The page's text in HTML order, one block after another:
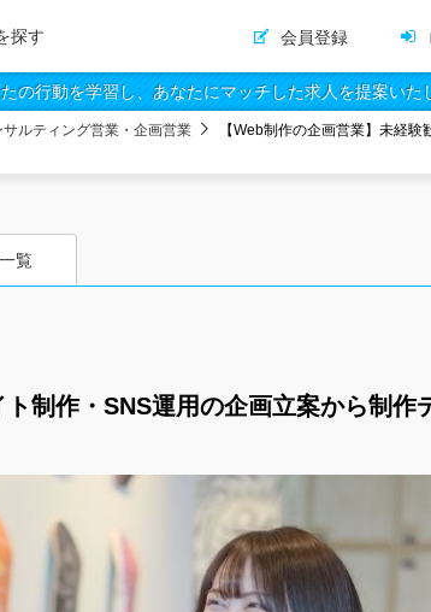
探す 会員登録
の行動を学習し、あなたにマッチした求人を提案いた
サルティング営業・企画営業
【Web制作の企画営業】未経
覧
制作・SNS運用の企画立案から制作